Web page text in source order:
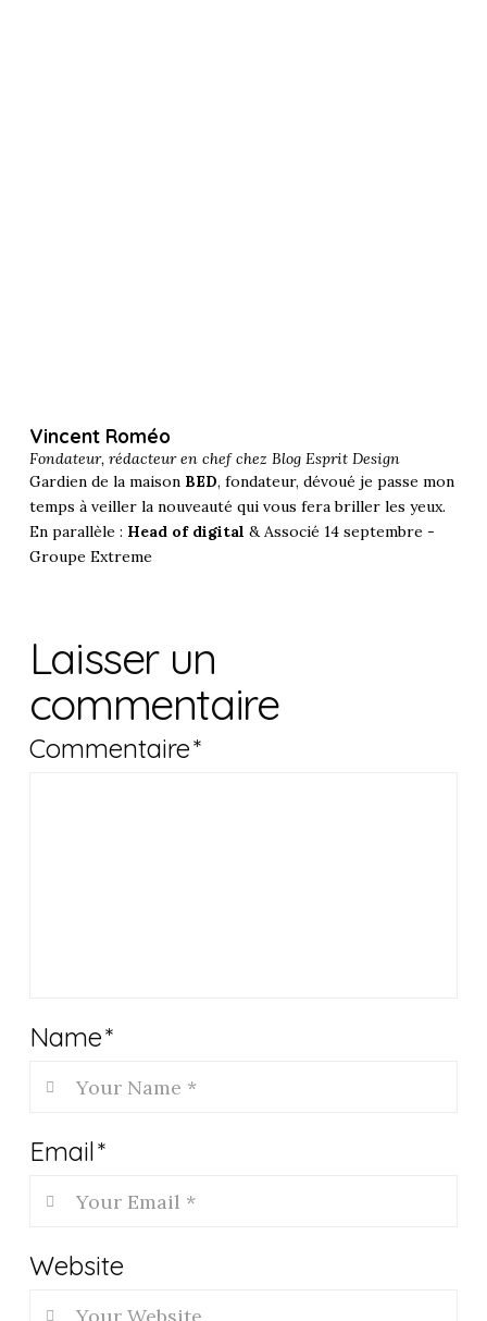
Vincent Roméo
Fondateur, rédacteur en chef chez Blog Esprit Design
Gardien de la maison BED, fondateur, dévoué je passe mon
temps à veiller la nouveauté qui vous fera briller les yeux.
En parallèle : Head of digital & Associé 14 septembre -
Groupe Extreme
Laisser un
commentaire
Commentaire*
Name*
Email*
Website